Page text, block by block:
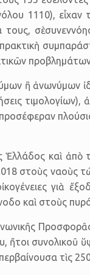
1110), εἶχαν
σὲ
πρακτικὴ
ἢ ἀνωνύμων
Ἑλλάδος καὶ
στοὺς
γιὰ
καὶ στοὺς
ἤτοι
τὶς